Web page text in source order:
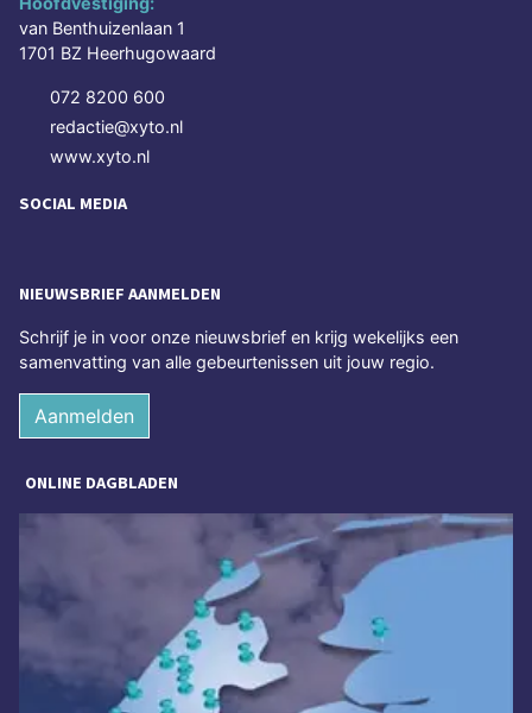
van Benthuizenlaan 1
1701 BZ Heerhugowaard
072 8200 600
redactie@xyto.nl
www.xyto.nl
SOCIAL MEDIA
NIEUWSBRIEF AANMELDEN
Schrijf je in voor onze nieuwsbrief en krijg wekelijks een
samenvatting van alle gebeurtenissen uit jouw regio.
Aanmelden
ONLINE DAGBLADEN